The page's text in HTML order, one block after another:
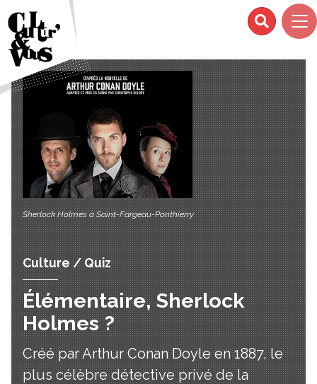
Sherlock Holmes à Saint-Fargeau-Ponthierry
Culture / Quiz
Élémentaire, Sherlock
Holmes ?
Créé par Arthur Conan Doyle en 1887, le
plus célèbre détective privé de la